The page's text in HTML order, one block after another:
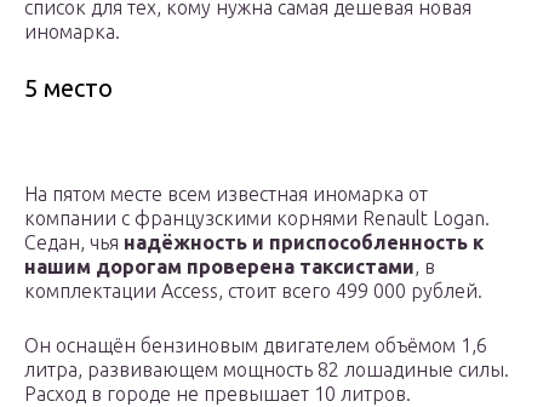
список для тех, кому нужна самая дешевая новая
иномарка.
5 место
На пятом месте всем известная иномарка от
компании с французскими корнями Renault Logan.
Седан, чья надёжность и приспособленность к
нашим дорогам проверена таксистами, в
комплектации Access, стоит всего 499 000 рублей.
Он оснащён бензиновым двигателем объёмом 1,6
литра, развивающем мощность 82 лошадиные силы.
Расход в городе не превышает 10 литров.